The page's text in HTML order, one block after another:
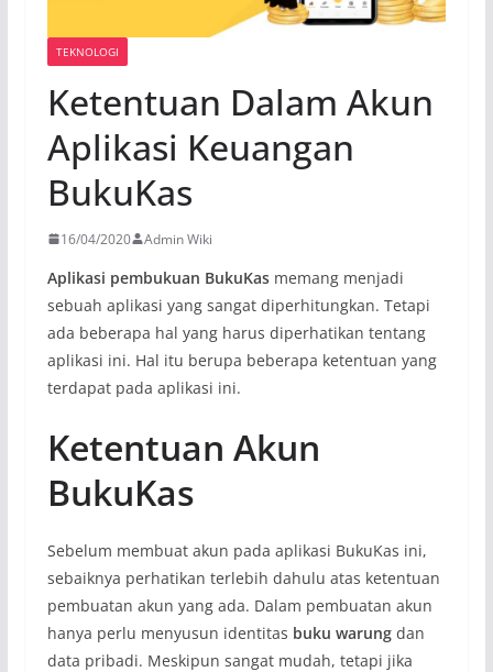
TEKNOLOGI
Ketentuan Dalam Akun
Aplikasi Keuangan
BukuKas
16/04/2020 Admin Wiki
Aplikasi pembukuan BukuKasmemang menjadi
sebuah aplikasi yang sangat diperhitungkan. Tetapi
ada beberapa hal yang harus diperhatikan tentang
aplikasi ini. Hal itu berupa beberapa ketentuan yang
terdapat pada aplikasi ini.
Ketentuan Akun
BukuKas
Sebelum membuat akun pada aplikasi BukuKas ini,
sebaiknya perhatikan terlebih dahulu atas ketentuan
pembuatan akun yang ada. Dalam pembuatan akun
hanya perlu menyusun identitas buku warungdan
data pribadi. Meskipun sangat mudah, tetapi jika